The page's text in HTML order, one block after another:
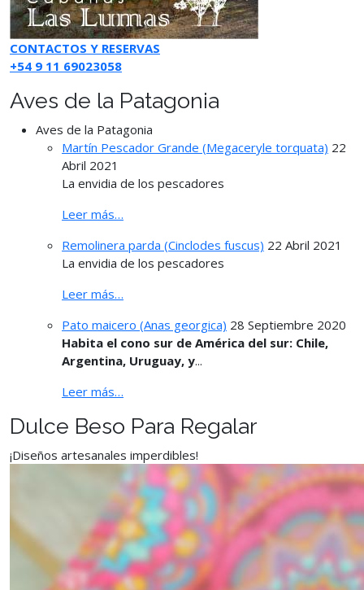
CONTACTOS Y RESERVAS
+54 9 11 69023058
Aves de la Patagonia
Aves de la Patagonia
Martín Pescador Grande (Megaceryle torquata) 22
Abril 2021
La envidia de los pescadores
Leer más…
Remolinera parda (Cinclodes fuscus) 22 Abril 2021
La envidia de los pescadores
Leer más…
Pato maicero (Anas georgica) 28 Septiembre 2020
Habita el cono sur de América del sur: Chile,
Argentina, Uruguay, y...
Leer más…
Dulce Beso Para Regalar
¡Diseños artesanales imperdibles!